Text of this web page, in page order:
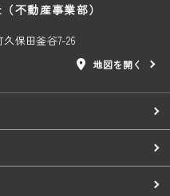
不動産事業部）
保田釜谷7-26
地図を開く